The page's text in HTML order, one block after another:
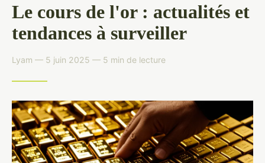
Le cours de l'or : actualités et
tendances à surveiller
Lyam — 5 juin 2025 — 5 min de lecture